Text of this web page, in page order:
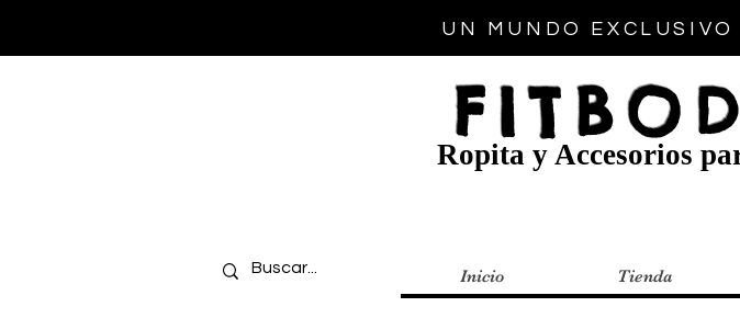
UN MUNDO
Ropita y Accesorios
Inicio Tienda